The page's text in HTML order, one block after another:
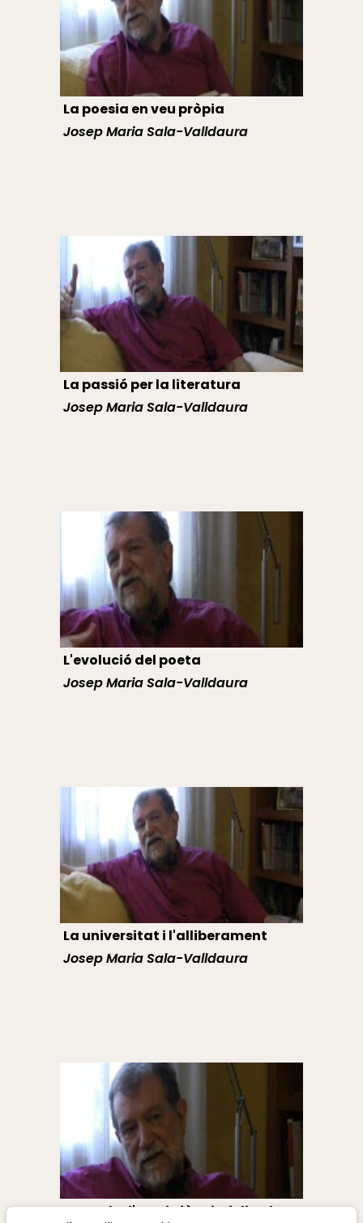
La poesia en veu pròpia
Josep Maria Sala-Valldaura
La passió per la literatura
Josep Maria Sala-Valldaura
L'evolució del poeta
Josep Maria Sala-Valldaura
La universitat i l'alliberament
Josep Maria Sala-Valldaura
Records d'una infància feliç al